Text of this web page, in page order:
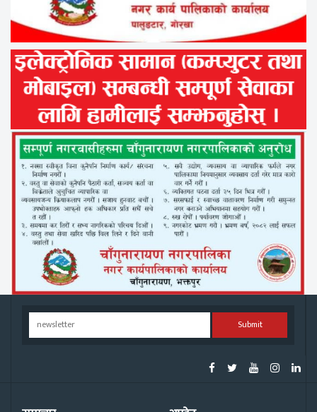
Submit